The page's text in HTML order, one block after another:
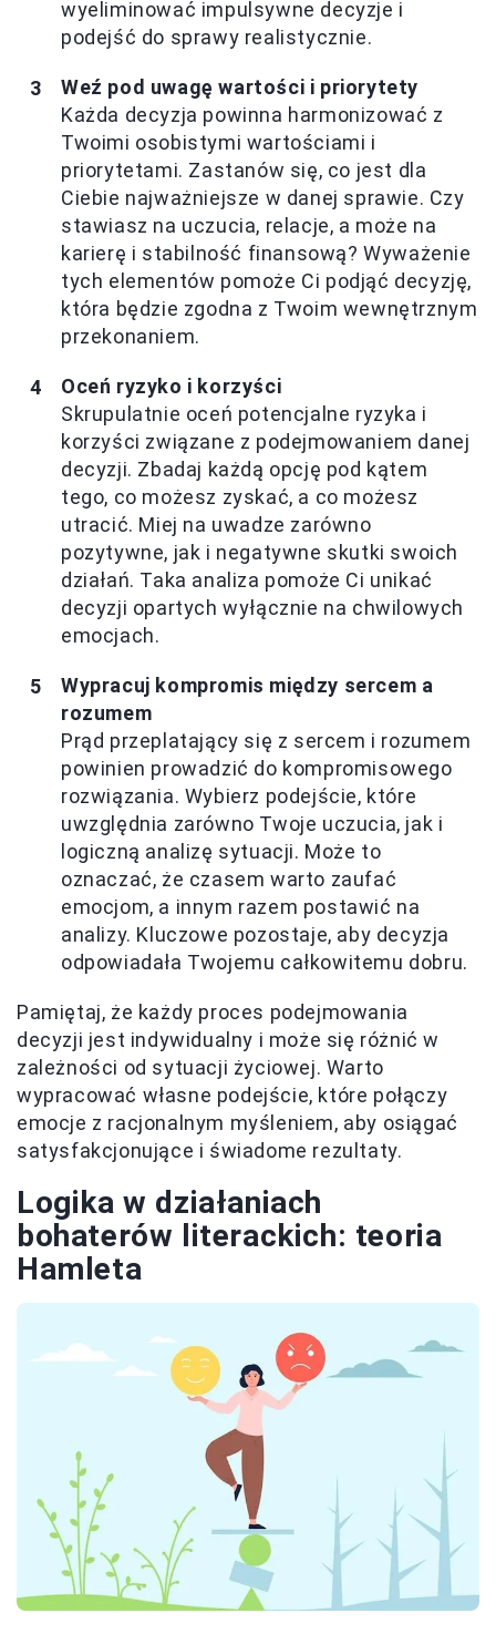
wyeliminować impulsywne decyzje i
podejść do sprawy realistycznie.
Weź pod uwagę wartości i priorytety
Każda decyzja powinna harmonizować z
Twoimi osobistymi wartościami i
priorytetami. Zastanów się, co jest dla
Ciebie najważniejsze w danej sprawie. Czy
stawiasz na uczucia, relacje, a może na
karierę i stabilność finansową? Wyważenie
tych elementów pomoże Ci podjąć decyzję,
która będzie zgodna z Twoim wewnętrznym
przekonaniem.
Oceń ryzyko i korzyści
Skrupulatnie oceń potencjalne ryzyka i
korzyści związane z podejmowaniem danej
decyzji. Zbadaj każdą opcję pod kątem
tego, co możesz zyskać, a co możesz
utracić. Miej na uwadze zarówno
pozytywne, jak i negatywne skutki swoich
działań. Taka analiza pomoże Ci unikać
decyzji opartych wyłącznie na chwilowych
emocjach.
Wypracuj kompromis między sercem a
rozumem
Prąd przeplatający się z sercem i rozumem
powinien prowadzić do kompromisowego
rozwiązania. Wybierz podejście, które
uwzględnia zarówno Twoje uczucia, jak i
logiczną analizę sytuacji. Może to
oznaczać, że czasem warto zaufać
emocjom, a innym razem postawić na
analizy. Kluczowe pozostaje, aby decyzja
odpowiadała Twojemu całkowitemu dobru.
Pamiętaj, że każdy proces podejmowania
decyzji jest indywidualny i może się różnić w
zależności od sytuacji życiowej. Warto
wypracować własne podejście, które połączy
emocje z racjonalnym myśleniem, aby osiągać
satysfakcjonujące i świadome rezultaty.
Logika w działaniach
bohaterów literackich: teoria
Hamleta